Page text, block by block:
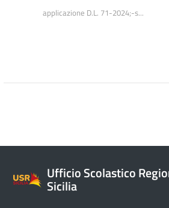
applicazione D.L. 71-2024;-s...
Ufficio Scolastico
Sicilia